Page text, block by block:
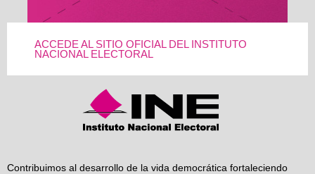
ACCEDE AL SITIO OFICIAL DEL INSTITUTO
NACIONAL ELECTORAL
Contribuimos al desarrollo de la vida democrática fortaleciendo